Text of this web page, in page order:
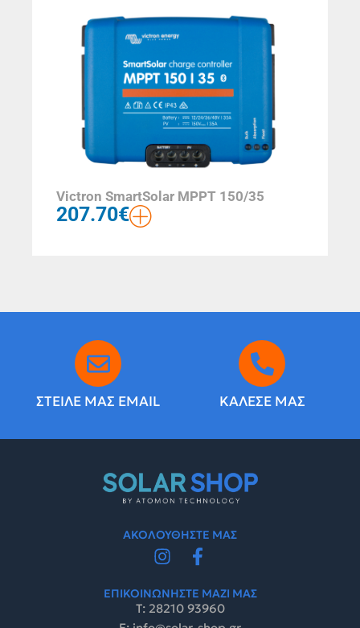
Victron SmartSolar MPPT 150/35
207.70€
ΣΤΕΙΛΕ ΜΑΣ EMAIL ΚΑΛΕΣΕ ΜΑΣ
ΑΚΟΛΟΥΘΗΣΤΕ ΜΑΣ
ΕΠΙΚΟΙΝΩΝΗΣΤΕ ΜΑΖΙ ΜΑΣ
Τ: 28210 93960